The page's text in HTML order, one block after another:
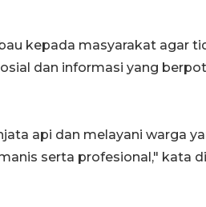
kepada masyarakat agar
dan informasi yang
api dan melayani warga
serta profesional," kata